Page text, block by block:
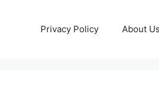
Privacy Policy About Us